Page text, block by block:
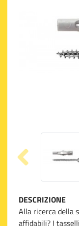
DESCRIZIONE
Alla ricerca della
affidabili? I